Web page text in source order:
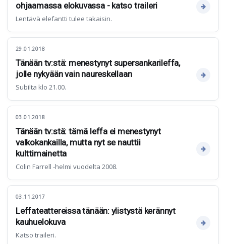
ohjaamassa elokuvassa - katso traileri
Lentävä elefantti tulee takaisin.
29.01.2018
Tänään tv:stä: menestynyt supersankarileffa,
jolle nykyään vain naureskellaan
Subilta klo 21.00.
03.01.2018
Tänään tv:stä: tämä leffa ei menestynyt
valkokankailla, mutta nyt se nauttii
kulttimainetta
Colin Farrell -helmi vuodelta 2008.
03.11.2017
Leffateattereissa tänään: ylistystä kerännyt
kauhuelokuva
Katso traileri.